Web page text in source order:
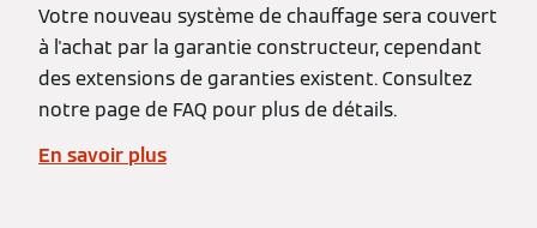
Votre nouveau système de chauffage sera couvert
à l'achat par la garantie constructeur, cependant
des extensions de garanties existent. Consultez
notre page de FAQ pour plus de détails.
En savoir plus